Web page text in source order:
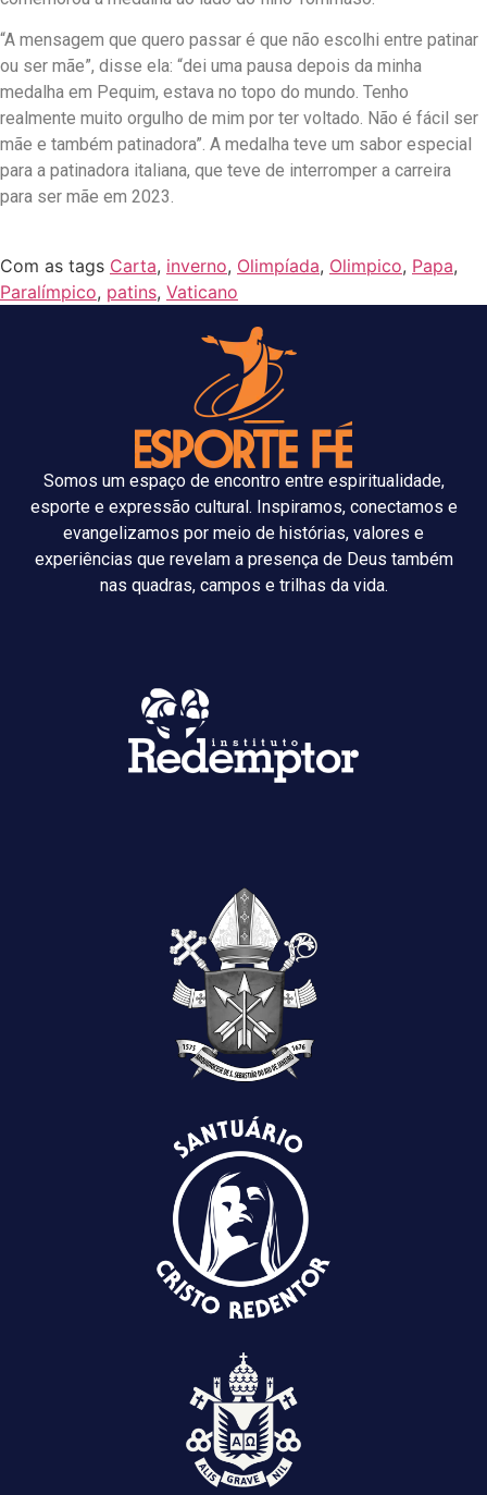
“A mensagem que quero passar é que não escolhi entre patinar
ou ser mãe”, disse ela: “dei uma pausa depois da minha
medalha em Pequim, estava no topo do mundo. Tenho
realmente muito orgulho de mim por ter voltado. Não é fácil ser
mãe e também patinadora”. A medalha teve um sabor especial
para a patinadora italiana, que teve de interromper a carreira
para ser mãe em 2023.
Com as tags Carta, inverno, Olimpíada, Olimpico, Papa,
Paralímpico, patins, Vaticano
Somos um espaço de encontro entre espiritualidade,
esporte e expressão cultural. Inspiramos, conectamos e
evangelizamos por meio de histórias, valores e
experiências que revelam a presença de Deus também
nas quadras, campos e trilhas da vida.